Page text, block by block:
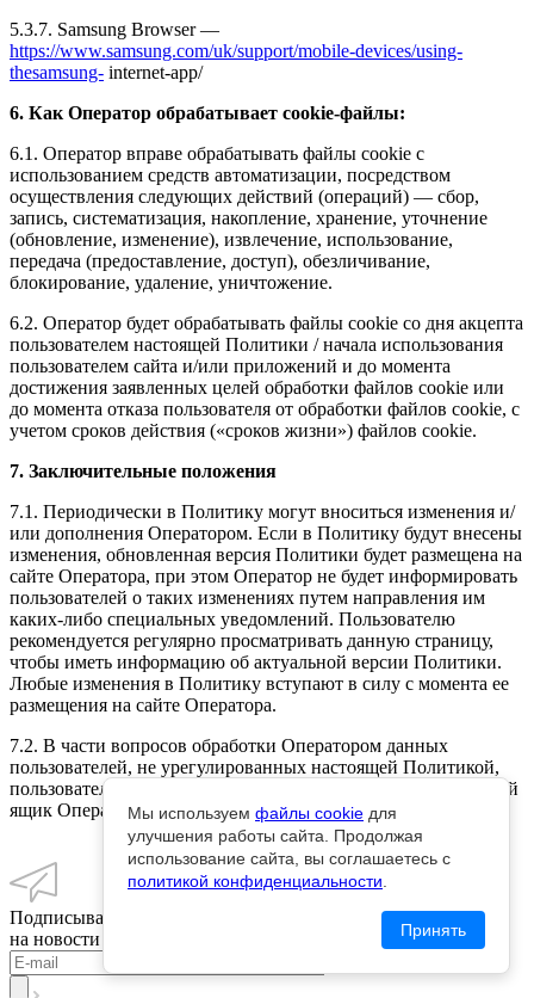
5.3.7. Samsung Browser —
https://www.samsung.com/uk/support/mobile-devices/using-
thesamsung- internet-app/
6. Как Оператор обрабатывает cookie-файлы:
6.1. Оператор вправе обрабатывать файлы cookie с
использованием средств автоматизации, посредством
осуществления следующих действий (операций) — сбор,
запись, систематизация, накопление, хранение, уточнение
(обновление, изменение), извлечение, использование,
передача (предоставление, доступ), обезличивание,
блокирование, удаление, уничтожение.
6.2. Оператор будет обрабатывать файлы cookie со дня акцепта
пользователем настоящей Политики / начала использования
пользователем сайта и/или приложений и до момента
достижения заявленных целей обработки файлов cookie или
до момента отказа пользователя от обработки файлов cookie, с
учетом сроков действия («сроков жизни») файлов cookie.
7. Заключительные положения
7.1. Периодически в Политику могут вноситься изменения и/
или дополнения Оператором. Если в Политику будут внесены
изменения, обновленная версия Политики будет размещена на
сайте Оператора, при этом Оператор не будет информировать
пользователей о таких изменениях путем направления им
каких-либо специальных уведомлений. Пользователю
рекомендуется регулярно просматривать данную страницу,
чтобы иметь информацию об актуальной версии Политики.
Любые изменения в Политику вступают в силу с момента ее
размещения на сайте Оператора.
7.2. В части вопросов обработки Оператором данных
пользователей, не урегулированных настоящей Политикой,
пользователь вправе обращаться с вопросами на электронный
ящик Оператораmetallstroisnab_@mail.ru.
Подписывайтесь
на новости и акции
Мы используем файлы cookie для
улучшения работы сайта. Продолжая
использование сайта, вы соглашаетесь с
политикой конфиденциальности
Принять